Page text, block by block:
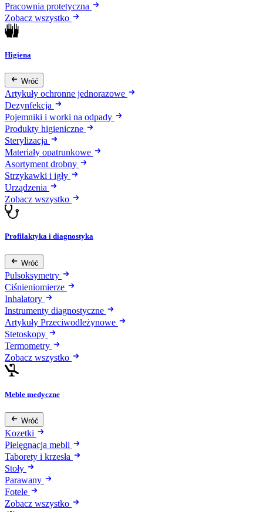
Pracownia protetyczna
Zobacz wszystko
Higiena
Wróć
Artykuły ochronne jednorazowe
Dezynfekcja
Pojemniki i worki na odpady
Produkty higieniczne
Sterylizacja
Materiały opatrunkowe
Asortyment drobny
Strzykawki i igły
Urządzenia
Zobacz wszystko
Profilaktyka i diagnostyka
Wróć
Pulsoksymetry
Ciśnieniomierze
Inhalatory
Instrumenty diagnostyczne
Artykuły Przeciwodleżynowe
Stetoskopy
Termometry
Zobacz wszystko
Meble medyczne
Wróć
Kozetki
Pielęgnacja mebli
Taborety i krzesła
Stoły
Parawany
Fotele
Zobacz wszystko